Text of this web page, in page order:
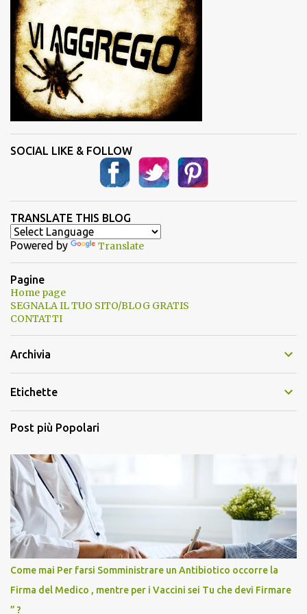
SOCIAL LIKE & FOLLOW
TRANSLATE THIS BLOG
Powered by Translate
Pagine
Home page
SEGNALA IL TUO SITO/BLOG GRATIS
CONTATTI
Archivia
Etichette
Post più Popolari
Come mai Per farsi Somministrare un Antibiotico occorre la
Firma del Medico , mentre per i Vaccini sei Tu che devi Firmare
” ?